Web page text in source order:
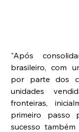
"Após
brasileiro, com
por parte dos
unidades
fronteiras,
primeiro passo
sucesso